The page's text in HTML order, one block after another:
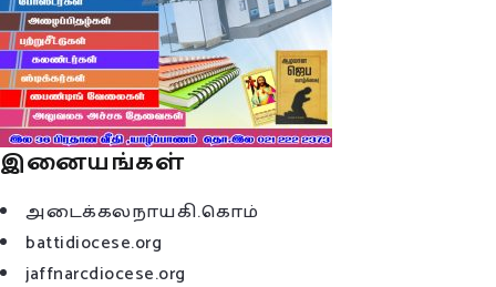
இனையங்கள்
அடைக்கலநாயகி.கொம்
battidiocese.org
jaffnarcdiocese.org